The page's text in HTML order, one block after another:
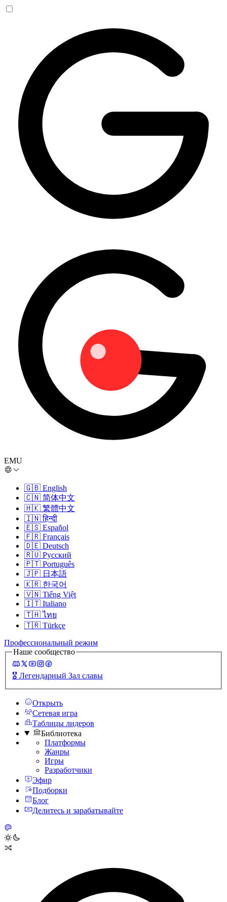
EMU
🇬🇧 English
🇨🇳 简体中文
🇭🇰 繁體中文
🇮🇳 हिन्दी
🇪🇸 Español
🇫🇷 Français
🇩🇪 Deutsch
🇷🇺 Русский
🇵🇹 Português
🇯🇵 日本語
🇰🇷 한국어
🇻🇳 Tiếng Việt
🇮🇹 Italiano
🇹🇭 ไทย
🇹🇷 Türkçe
Профессиональный режим
Наше сообщество
🎖️ Легендарный Зал славы
Открыть
Сетевая игра
Таблицы лидеров
Библиотека
Платформы
Жанры
Игры
Разработчики
Эфир
Подборки
Блог
Делитесь и зарабатывайте